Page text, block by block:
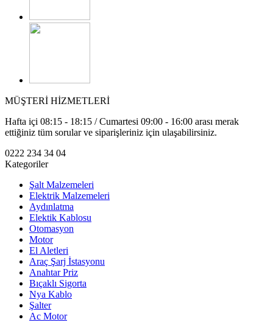
MÜŞTERİ HİZMETLERİ
Hafta içi 08:15 - 18:15 / Cumartesi 09:00 - 16:00 arası merak
ettiğiniz tüm sorular ve siparişleriniz için ulaşabilirsiniz.
0222 234 34 04
Kategoriler
Şalt Malzemeleri
Elektrik Malzemeleri
Aydınlatma
Elektik Kablosu
Otomasyon
Motor
El Aletleri
Araç Şarj İstasyonu
Anahtar Priz
Bıçaklı Sigorta
Nya Kablo
Şalter
Ac Motor